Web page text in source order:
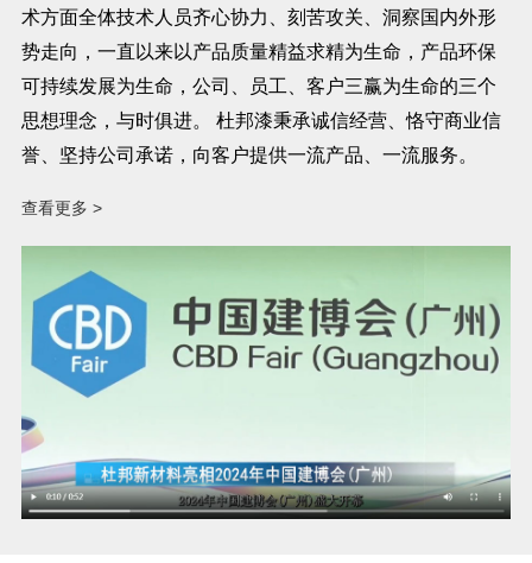
术方面全体技术人员齐心协力、刻苦攻关、洞察国内外形
势走向，一直以来以产品质量精益求精为生命，产品环保
可持续发展为生命，公司、员工、客户三赢为生命的三个
思想理念，与时俱进。 杜邦漆秉承诚信经营、恪守商业信
誉、坚持公司承诺，向客户提供一流产品、一流服务。
查看更多 >